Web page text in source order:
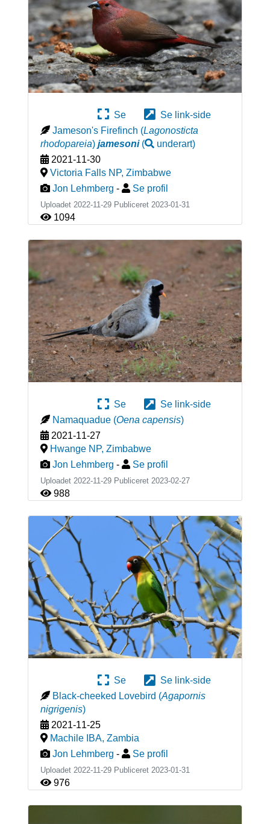
Se
Se link-side
Jameson's Firefinch (Lagonosticta
rhodopareia) jamesoni( underart)
2021-11-30
Victoria Falls NP, Zimbabwe
Jon Lehmberg - Se profil
Uploadet 2022-11-29 Publiceret 2023-01-31
1094
Se
Se link-side
Namaquadue (Oena capensis)
2021-11-27
Hwange NP, Zimbabwe
Jon Lehmberg - Se profil
Uploadet 2022-11-29 Publiceret 2023-02-27
988
Se
Se link-side
Black-cheeked Lovebird (Agapornis
nigrigenis)
2021-11-25
Machile IBA, Zambia
Jon Lehmberg - Se profil
Uploadet 2022-11-29 Publiceret 2023-01-31
976